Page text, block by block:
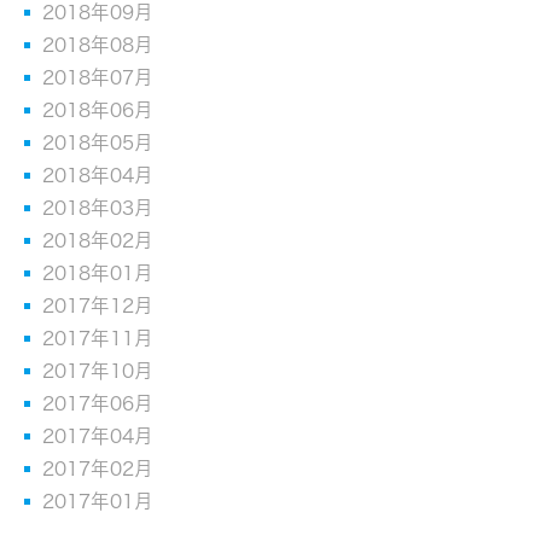
2018年09月
2018年08月
2018年07月
2018年06月
2018年05月
2018年04月
2018年03月
2018年02月
2018年01月
2017年12月
2017年11月
2017年10月
2017年06月
2017年04月
2017年02月
2017年01月